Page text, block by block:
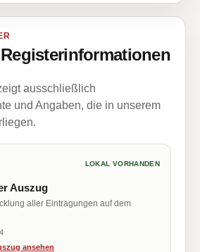
ausschließlich
und Angaben, die in unserem
LOKAL VORHANDEN
Auszug
aller Eintragungen auf dem
ansehen